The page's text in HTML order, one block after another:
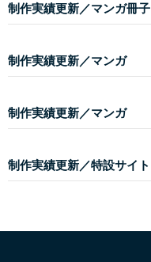
制作実績更新／マンガ冊子
制作実績更新／マンガ
制作実績更新／マンガ
制作実績更新／特設サイト